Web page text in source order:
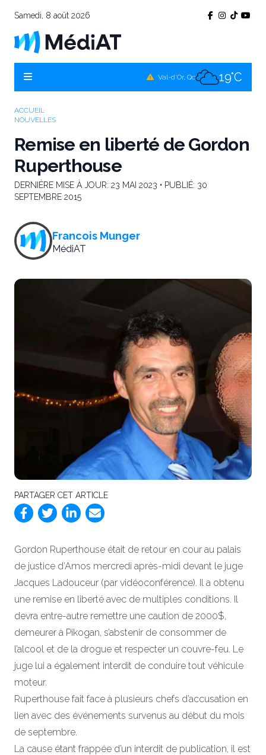
Samedi, 8 août 2026
Val-d'Or, Qc 19°C
ACCUEIL
NOUVELLES
Remise en liberté de Gordon
Ruperthouse
DERNIÈRE MISE À JOUR: 23 MAI 2023 • PUBLIÉ: 30
SEPTEMBRE 2015
Francois Munger
MédiAT
PARTAGER CET ARTICLE
Gordon Ruperthouse était de retour en cour au palais
de justice d’Amos mercredi après-midi devant le juge
Jacques Ladouceur (par vidéoconférence). Il a obtenu
une remise en liberté avec de multiples conditions. Il
devra entre-autre remettre une caution de 2000$,
demeurer à Pikogan, s’abstenir de consommer de
l’alcool et de la drogue et respecter un couvre-feu. Le
juge lui a également interdit de conduire tout véhicule
moteur.
Ruperthouse fait face à plusieurs chefs d’accusation en
lien avec des événements survenus au début du mois
de septembre.
La cause étant frappée d’un interdit de publication, il est